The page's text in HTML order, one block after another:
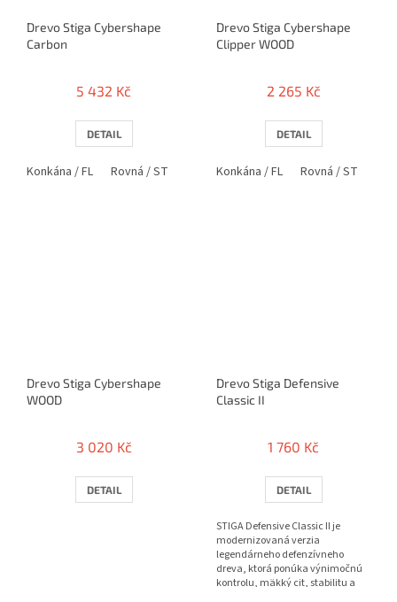
Drevo Stiga Cybershape
Carbon
5 432 Kč
DETAIL
Konkána / FL Rovná / ST
Drevo Stiga Cybershape
Clipper WOOD
2 265 Kč
DETAIL
Konkána / FL Rovná / ST
Drevo Stiga Cybershape
WOOD
3 020 Kč
DETAIL
Drevo Stiga Defensive
Classic II
1 760 Kč
DETAIL
STIGA Defensive Classic II je
modernizovaná verzia
legendárneho defenzívneho
dreva, ktorá ponúka výnimočnú
kontrolu, mäkký cit, stabilitu a